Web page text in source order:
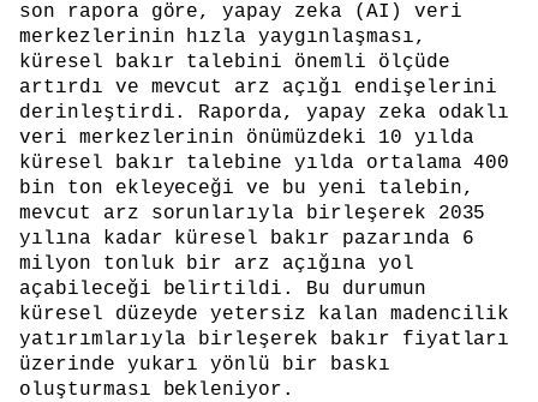
son rapora göre, yapay zeka (AI) veri
merkezlerinin hızla yaygınlaşması,
küresel bakır talebini önemli ölçüde
artırdı ve mevcut arz açığı endişelerini
derinleştirdi. Raporda, yapay zeka odaklı
veri merkezlerinin önümüzdeki 10 yılda
küresel bakır talebine yılda ortalama 400
bin ton ekleyeceği ve bu yeni talebin,
mevcut arz sorunlarıyla birleşerek 2035
yılına kadar küresel bakır pazarında 6
milyon tonluk bir arz açığına yol
açabileceği belirtildi. Bu durumun
küresel düzeyde yetersiz kalan madencilik
yatırımlarıyla birleşerek bakır fiyatları
üzerinde yukarı yönlü bir baskı
oluşturması bekleniyor.